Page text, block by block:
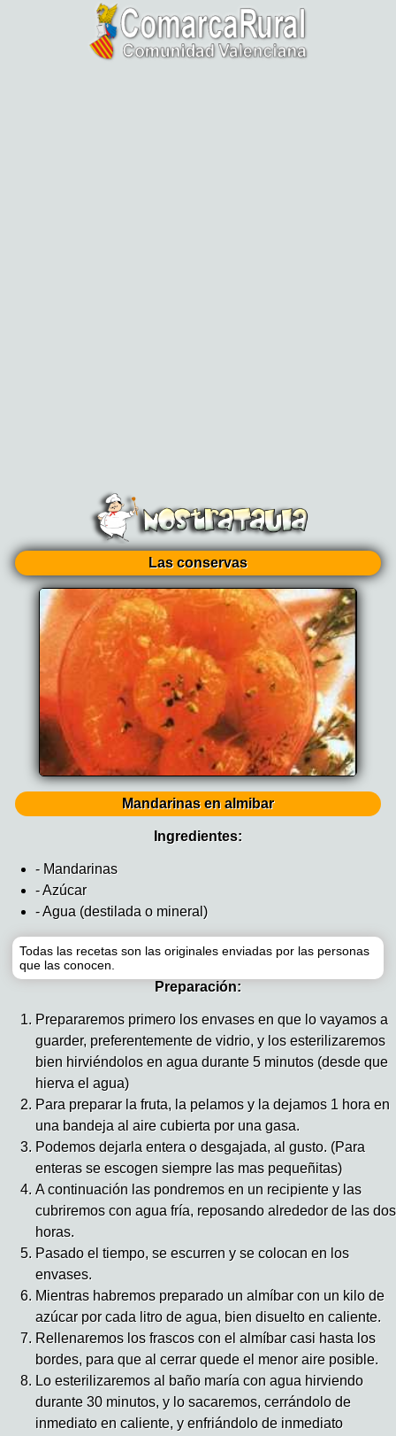
Las conservas
Mandarinas en almibar
Ingredientes:
- Mandarinas
- Azúcar
- Agua (destilada o mineral)
Todas las recetas son las originales enviadas por las personas
que las conocen.
Preparación:
Prepararemos primero los envases en que lo vayamos a
guarder, preferentemente de vidrio, y los esterilizaremos
bien hirviéndolos en agua durante 5 minutos (desde que
hierva el agua)
Para preparar la fruta, la pelamos y la dejamos 1 hora en
una bandeja al aire cubierta por una gasa.
Podemos dejarla entera o desgajada, al gusto. (Para
enteras se escogen siempre las mas pequeñitas)
A continuación las pondremos en un recipiente y las
cubriremos con agua fría, reposando alrededor de las dos
horas.
Pasado el tiempo, se escurren y se colocan en los
envases.
Mientras habremos preparado un almíbar con un kilo de
azúcar por cada litro de agua, bien disuelto en caliente.
Rellenaremos los frascos con el almíbar casi hasta los
bordes, para que al cerrar quede el menor aire posible.
Lo esterilizaremos al baño maría con agua hirviendo
durante 30 minutos, y lo sacaremos, cerrándolo de
inmediato en caliente, y enfriándolo de inmediato